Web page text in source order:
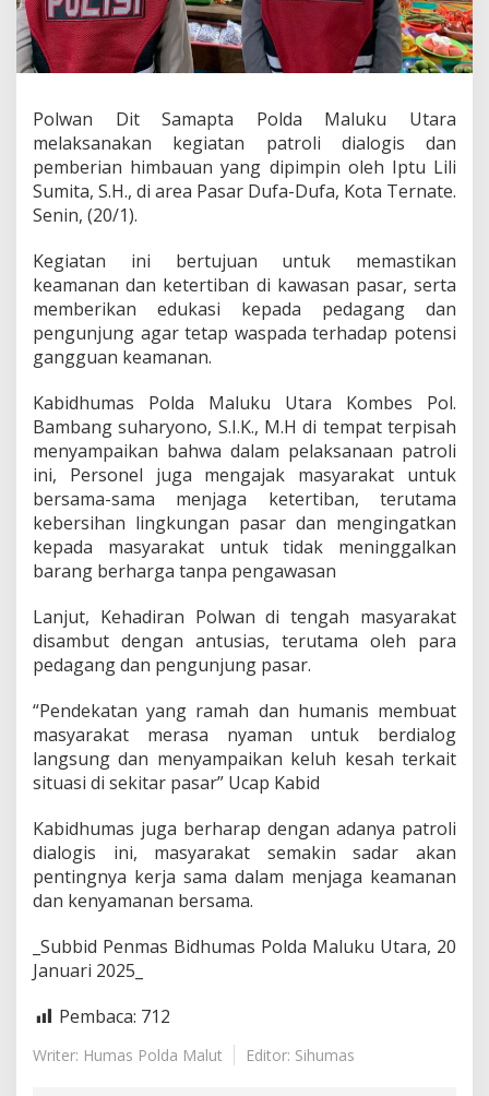
a
n
k
a
i
b
m
a
s
o
l
w
a
n
D
S
a
m
a
p
t
a
P
o
d
a
a
u
k
u
t
r
a
g
r
o
Polwan Dit Samapta Polda Maluku Utara
melaksanakan kegiatan patroli dialogis dan
pemberian himbauan yang dipimpin oleh Iptu Lili
Sumita, S.H., di area Pasar Dufa-Dufa, Kota Ternate.
Senin, (20/1).
Kegiatan ini bertujuan untuk memastikan
keamanan dan ketertiban di kawasan pasar, serta
memberikan edukasi kepada pedagang dan
pengunjung agar tetap waspada terhadap potensi
gangguan keamanan.
Kabidhumas Polda Maluku Utara Kombes Pol.
Bambang suharyono, S.I.K., M.H di tempat terpisah
menyampaikan bahwa dalam pelaksanaan patroli
ini, Personel juga mengajak masyarakat untuk
bersama-sama menjaga ketertiban, terutama
kebersihan lingkungan pasar dan mengingatkan
kepada masyarakat untuk tidak meninggalkan
barang berharga tanpa pengawasan
Lanjut, Kehadiran Polwan di tengah masyarakat
disambut dengan antusias, terutama oleh para
pedagang dan pengunjung pasar.
“Pendekatan yang ramah dan humanis membuat
masyarakat merasa nyaman untuk berdialog
langsung dan menyampaikan keluh kesah terkait
situasi di sekitar pasar” Ucap Kabid
Kabidhumas juga berharap dengan adanya patroli
dialogis ini, masyarakat semakin sadar akan
pentingnya kerja sama dalam menjaga keamanan
dan kenyamanan bersama.
_Subbid Penmas Bidhumas Polda Maluku Utara, 20
Januari 2025_
Pembaca: 712
Writer: Humas Polda Malut Editor: Sihumas